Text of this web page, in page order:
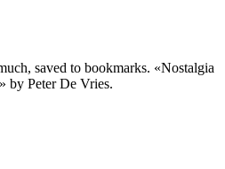
saved to bookmarks. «Nostalgia
by Peter De Vries.